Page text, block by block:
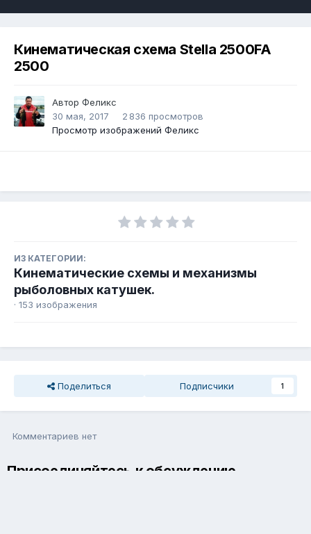
Кинематическая схема Stella 2500FA
2500
Автор Феликс
30 мая, 2017
2 836 просмотров
Просмотр изображений Феликс
ИЗ КАТЕГОРИИ:
Кинематические схемы и механизмы
рыболовных катушек.
· 153 изображения
Поделиться Подписчики 1
Комментариев нет
Присоединяйтесь к обсуждению